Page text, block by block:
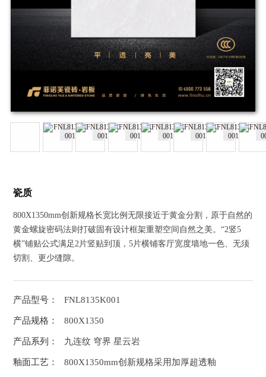
瓷质
800X1350mm创新规格长宽比例无限接近于黄金分割，原于自然的
黄金螺旋密码法则打破固有设计框架重塑空间自然之美。“2竖5
横”铺贴公式满足2片竖贴到顶，5片横铺客厅宽度墙地一色、无须
切割、更少缝隙。
产品型号： FNL8135K001
产品规格： 800X1350
产品系列： 九连纹 穹界 星云岩
釉面工艺： 800X1350mm创新规格采用加厚超透釉